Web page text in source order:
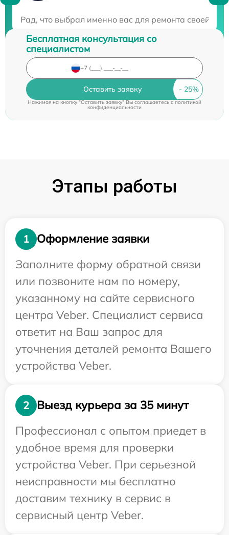
Рад, что выбрал именно вас для ремонта своей
Бесплатная консультация со
специалистом
Оставить заявку
Нажимая на кнопку "Оставить заявку" Вы соглашаетесь cполитикой
конфиденциальности
Этапы работы
1
Оформление заявки
Заполните форму обратной связи
или позвоните нам по номеру,
указанному на сайте сервисного
центра Veber. Специалист сервиса
ответит на Ваш запрос для
уточнения деталей ремонта Вашего
устройства Veber.
2
Выезд курьера за 35 минут
Профессионал с опытом приедет в
удобное время для проверки
устройства Veber. При серьезной
неисправности мы бесплатно
доставим технику в сервис в
сервисный центр Veber.